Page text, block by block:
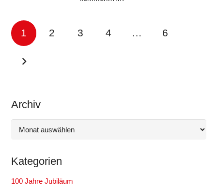
1 2 3 4 … 6
Archiv
Kategorien
100 Jahre Jubiläum